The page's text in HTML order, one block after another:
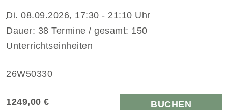
Di. 08.09.2026, 17:30 - 21:10 Uhr
Dauer: 38 Termine / gesamt: 150
Unterrichtseinheiten
26W50330
1249,00 € BUCHEN